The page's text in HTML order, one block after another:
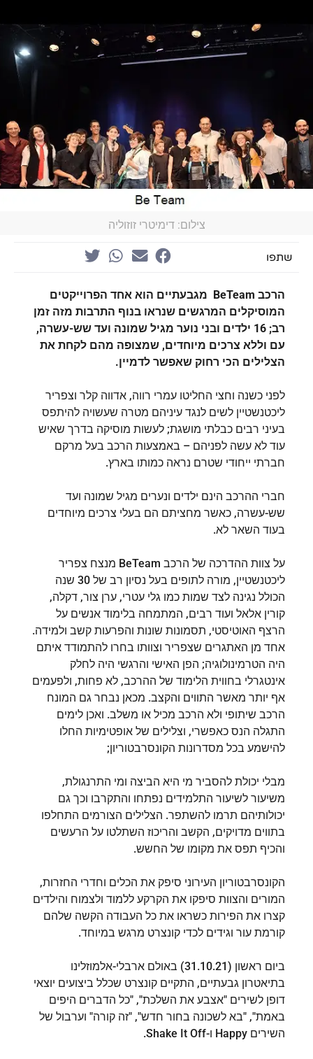
צילום: דימיטרי זוזוליה
שתפו
הרכב BeTeam מגבעתיים הוא אחד הפרוייקטים
המוסיקלים המרגשים שנראו בנוף התרבות מזה זמן
רב; 16 ילדים ובני נוער מגיל שמונה ועד שש-עשרה,
עם וללא צרכים מיוחדים, שמצופה מהם לקחת את
הצלילים הכי רחוק שאפשר לדמיין.
לפני כשנה וחצי החליטו עמרי רווה, אדווה קלר וצפריר
ליכטנשטיין לשים לנגד עיניהם מטרה שעשויה להיתפס
בעיני רבים כבלתי מושגת; לעשות מוסיקה בדרך שאיש
עוד לא עשה לפניהם – באמצעות הרכב בעל מרקם
חברתי ייחודי שטרם נראה כמותו בארץ.
חברי ההרכב הינם ילדים ונערים מגיל שמונה ועד
שש-עשרה, כאשר מחציתם הם בעלי צרכים מיוחדים
בעוד השאר לא.
על צוות ההדרכה של הרכב BeTeam מנצח צפריר
ליכטנשטיין, מורה לתופים בעל נסיון רב של 30 שנה
הכולל נגינה לצד שמות כמו גלי עטרי, ערן צור, דקלה,
קורין אלאל ועוד רבים, המתמחה בלימוד אנשים על
הרצף האוטיסטי, תסמונות שונות והפרעות קשב ולמידה.
אחד מן האתגרים שצפריר וצוותו בחרו להתמודד איתם
היה הטרמינולוגיה; הפן האישי והרגשי היה לחלק
אינטגרלי בחווית הלימוד של ההרכב, לא פחות, ולפעמים
אף יותר מאשר התווים והקצב. מכאן נבחר גם המונח
הרכב שיתופי ולא הרכב מכיל או משלב. ואכן לימים
התגלה הנס כאפשרי, וצלילים של אופטימיות החלו
להישמע בכל מסדרונות הקונסרבטוריון;
מבלי יכולת להסביר מי היא הביצה ומי התרנגולת,
משיעור לשיעור התלמידים נפתחו והתקרבו וכך גם
יכולותיהם תרמו להשתפר. הצלילים הצורמים התחלפו
בתווים מדויקים, הקשב והריכוז השתלטו על הרעשים
והכיף תפס את מקומו של החשש.
הקונסרבטוריון העירוני סיפק את הכלים וחדרי החזרות,
המורים והצוות סיפקו את הקרקע ללמוד ולצמוח והילדים
קצרו את הפירות כשראו את כל העבודה הקשה שלהם
קורמת עור וגידים לכדי קונצרט מרגש במיוחד.
ביום ראשון (31.10.21) באולם ארבלי-אלמוזלינו
בתיאטרון גבעתיים, התקיים קונצרט שכלל ביצועים יוצאי
דופן לשירים "אצבע את השלכת", "כל הדברים היפים
באמת", "בא לשכונה בחור חדש", "זה קורה" וערבול של
השירים Happy ו-Shake It Off.